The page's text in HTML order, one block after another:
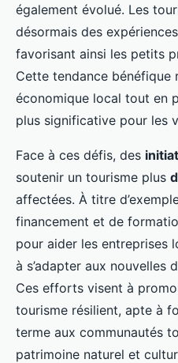
également évolué. Les
désormais des
favorisant ainsi les petits
Cette tendance bénéfique
économique local tout en
plus significative pour les
Face à ces défis, des
soutenir un tourisme plus
affectées. À titre
financement et de
pour aider les entreprises
à s’adapter aux nouvelles
Ces efforts visent à
tourisme résilient, apte à
terme aux communautés
patrimoine naturel et